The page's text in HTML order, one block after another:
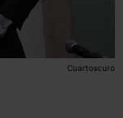
Cuartoscuro